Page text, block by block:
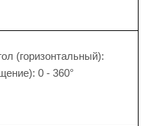
(горизонтальный):
0 - 360°